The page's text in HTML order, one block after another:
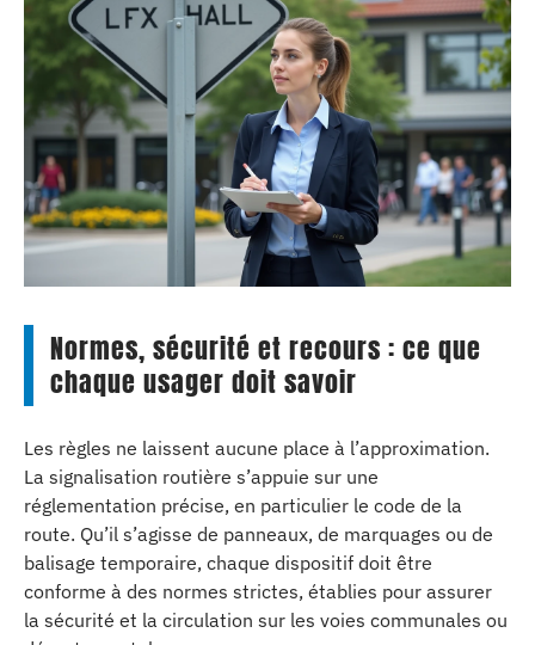
Normes, sécurité et recours : ce que
chaque usager doit savoir
Les règles ne laissent aucune place à l’approximation.
La signalisation routière s’appuie sur une
réglementation précise, en particulier le code de la
route. Qu’il s’agisse de panneaux, de marquages ou de
balisage temporaire, chaque dispositif doit être
conforme à des normes strictes, établies pour assurer
la sécurité et la circulation sur les voies communales ou